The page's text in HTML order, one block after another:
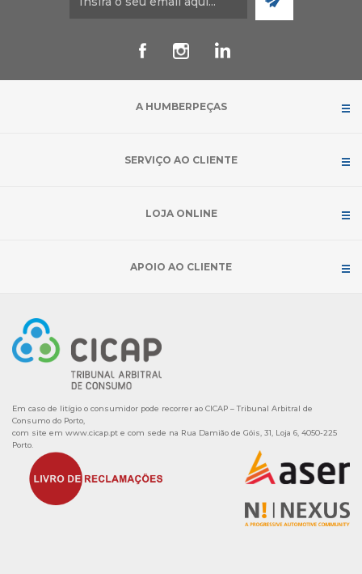
A HUMBERPEÇAS
SERVIÇO AO CLIENTE
LOJA ONLINE
APOIO AO CLIENTE
Em caso de litígio o consumidor pode recorrer ao CICAP – Tribunal Arbitral de
Consumo do Porto,
com site em www.cicap.pt e com sede na Rua Damião de Góis, 31, Loja 6, 4050-225
Porto.